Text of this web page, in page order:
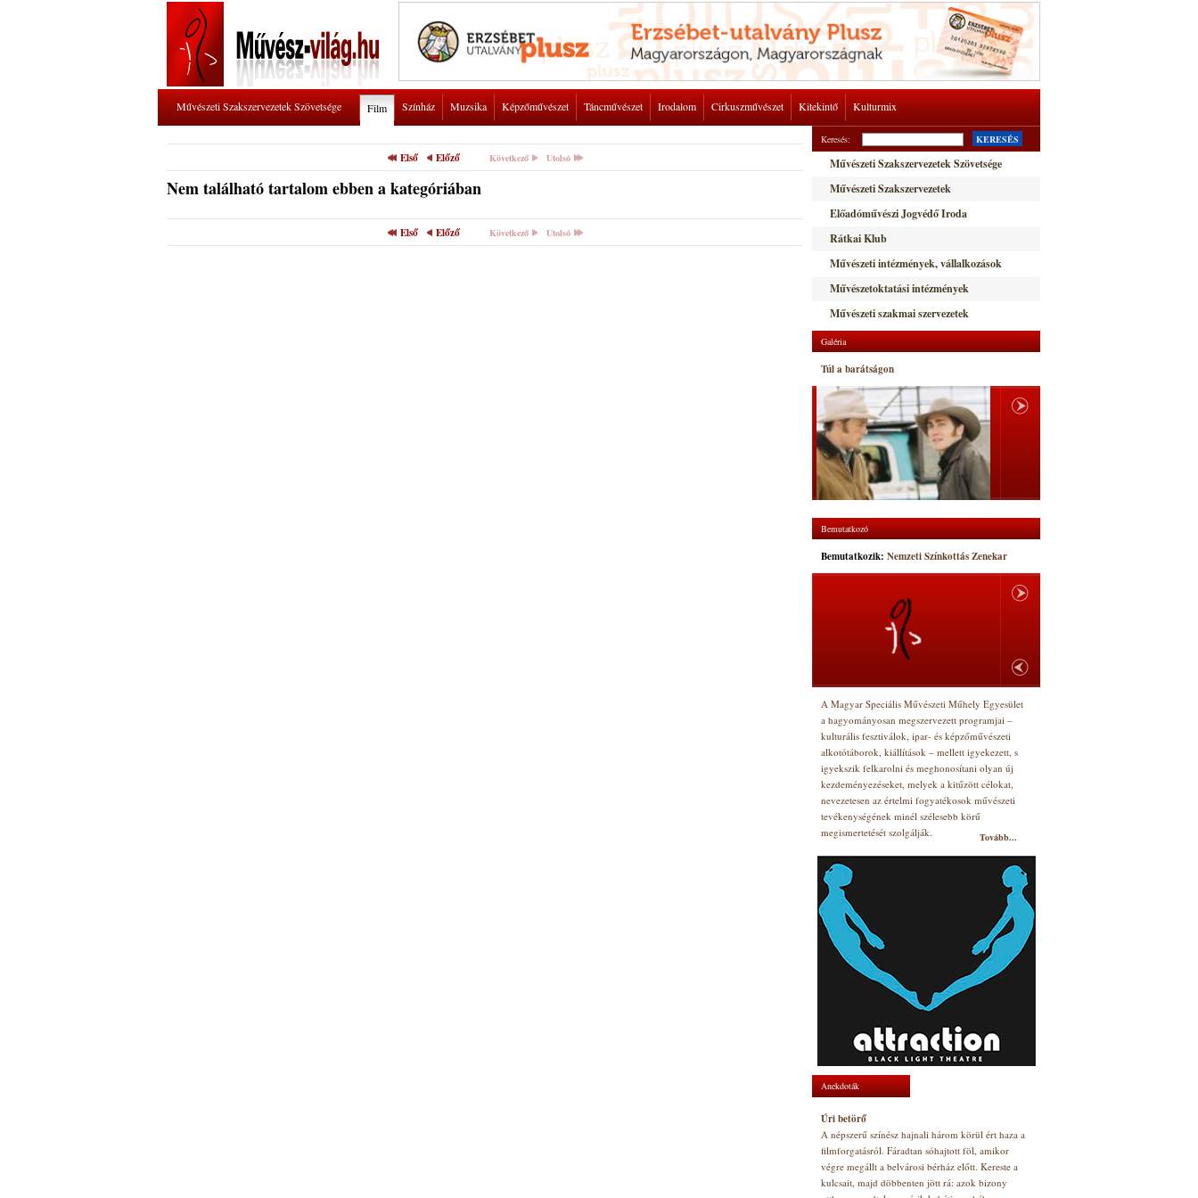
Művészeti Szakszervezetek Szövetsége Film Színház Muzsika Képzőművészet Táncművészet Irodalom Cirkuszművészet Kitekintő Kulturmix
Első Előző Következő Utolsó
Nem található tartalom ebben a kategóriában
Első Előző Következő Utolsó
Keresés: KERESÉS
Művészeti Szakszervezetek Szövetsége
Művészeti Szakszervezetek
Előadóművészi Jogvédő Iroda
Rátkai Klub
Művészeti intézmények, vállalkozások
Művészetoktatási intézmények
Művészeti szakmai szervezetek
Galéria
Túl a barátságon
Bemutatkozó
Bemutatkozik: Nemzeti Színkottás Zenekar
A Magyar Speciális Művészeti Műhely Egyesület
a hagyományosan megszervezett programjai –
kulturális fesztiválok, ipar- és képzőművészeti
alkotótáborok, kiállítások – mellett igyekezett, s
igyekszik felkarolni és meghonosítani olyan új
kezdeményezéseket, melyek a kitűzött célokat,
nevezetesen az értelmi fogyatékosok művészeti
tevékenységének minél szélesebb körű
megismertetését szolgálják.
Tovább...
Anekdoták
Úri betörő
A népszerű színész hajnali három körül ért haza a
filmforgatásról. Fáradtan sóhajtott föl, amikor
végre megállt a belvárosi bérház előtt. Kereste a
kulcsait, majd döbbenten jött rá: azok bizony